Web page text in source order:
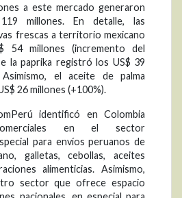
a este mercado generaron
millones. En detalle, las
frescas a territorio mexicano
54 millones (incremento del
la paprika registró los US$ 39
Asimismo, el aceite de palma
26 millones (+100%).
identificó en Colombia
en el sector
para envíos peruanos de
galletas, cebollas, aceites
alimenticias. Asimismo,
sector que ofrece espacio